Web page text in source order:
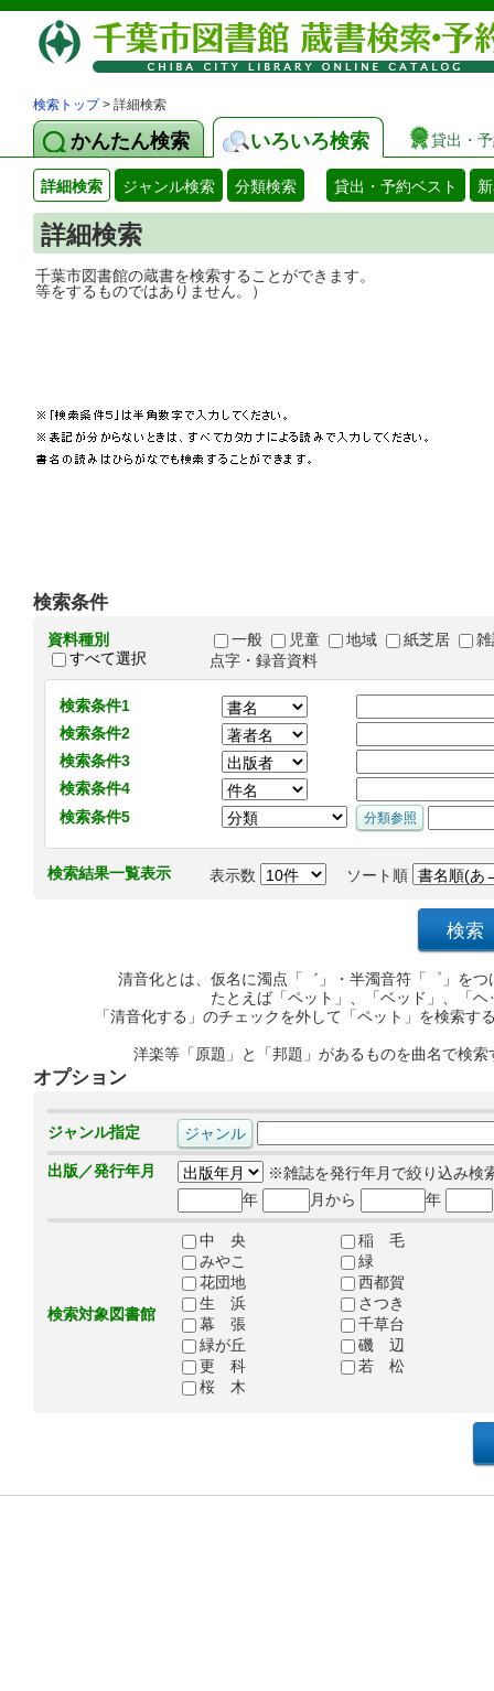
検索トップ> 詳細検索
かんたん検索 いろいろ検索 貸出・
詳細検索 ジャンル検索 分類検索 貸出・予約ベスト
詳細検索
千葉市図書館の蔵書を検索することがで
等をするものではありません。）
検索条件
資料種別
すべて選択
一般 児童 地域 紙芝居
点字・録音資料
検索条件1
検索条件2
検索条件3
検索条件4
検索条件5
検索結果一覧表示 表示数 ソート順
清音化とは、仮名に濁点「゛」・半濁音符「゜」を
たとえば「ペット」、「ベッド」、「
「清音化する」のチェックを外して「ペット」を検索
洋楽等「原題」と「邦題」があるものを曲名で検
オプション
ジャンル指定
出版／発行年月
※雑誌を発行年月で絞り込み検
年
月から 年
検索対象図書館
中 央
稲 毛
みやこ
緑
花団地
西都賀
生 浜
さつき
幕 張
千草台
緑が丘
磯 辺
更 科
若 松
桜 木